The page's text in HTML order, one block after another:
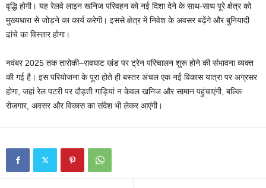
वृद्धि होगी। यह रेलवे लाइन खनिज परिवहन को नई दिशा देने के साथ-साथ पूरे क्षेत्र को
मुख्यधारा से जोड़ने का कार्य करेगी। इससे क्षेत्र में निवेश के अवसर बढ़ेंगे और बुनियादी
ढांचे का विस्तार होगा।
नवंबर 2025 तक तारोकी–रावघाट खंड पर ट्रेन परिचालन शुरू होने की संभावना व्यक्त
की गई है। इस परियोजना के पूरा होते ही बस्तर अंचल एक नई विकास यात्रा पर अग्रसर
होगा, जहां रेल पटरी पर दौड़ती गाड़ियां न केवल खनिज और सामान पहुंचाएंगी, बल्कि
रोजगार, अवसर और विकास का संदेश भी लेकर आएंगी।